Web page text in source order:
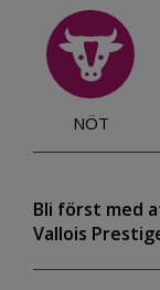
NÖT
Bli först med
Vallois